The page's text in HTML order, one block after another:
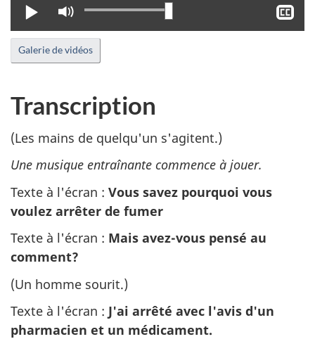
Lire
Activer
le
mode
muet
le
Galerie de vidéos
Transcription
(Les mains de quelqu'un s'agitent.)
Une musique entraînante commence à jouer.
Texte à l'écran : Vous savez pourquoi vous
voulez arrêter de fumer
Texte à l'écran : Mais avez-vous pensé au
comment?
(Un homme sourit.)
Texte à l'écran : J'ai arrêté avec l'avis d'un
pharmacien et un médicament.